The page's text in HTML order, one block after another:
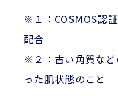
※１：COSMOS認
配合
※２：古い角質な
った肌状態のこと